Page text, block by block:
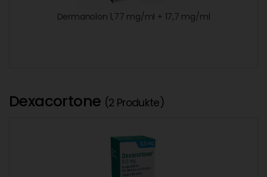
Dermanolon 1,77 mg/ml + 17,7 mg/ml
Dexacortone (2 Produkte)